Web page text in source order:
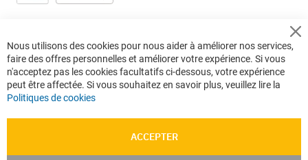
Nous utilisons des cookies pour nous aider à améliorer nos services,
faire des offres personnelles et améliorer votre expérience. Si vous
n'acceptez pas les cookies facultatifs ci-dessous, votre expérience
peut être affectée. Si vous souhaitez en savoir plus, veuillez lire la
Politiques de cookies
ACCEPTER